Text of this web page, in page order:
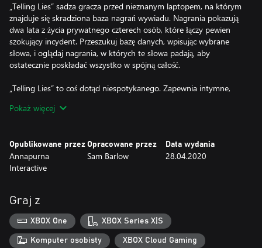
„Telling Lies” sadza gracza przed nieznanym laptopem, na którym
znajduje się skradziona baza nagrań wywiadu. Nagrania pokazują
dwa lata z życia prywatnego czterech osób, które łączy pewien
szokujący incydent. Przeszukuj bazę danych, wpisując wybrane
słowa, i oglądaj nagrania, w których te słowa padają, aby
ostatecznie poskładać wszystko w spójną całość.
„Telling Lies” to coś dotąd niespotykanego. Zapewnia intymne,
decydujesz, jak wygląda prawda.
Pokaż więcej
Opublikowane przez
Annapurna
Interactive
Opracowane przez
Sam Barlow
Data wydania
28.04.2020
Graj z
XBOX One XBOX Series X|S
Komputer osobisty XBOX Cloud Gaming